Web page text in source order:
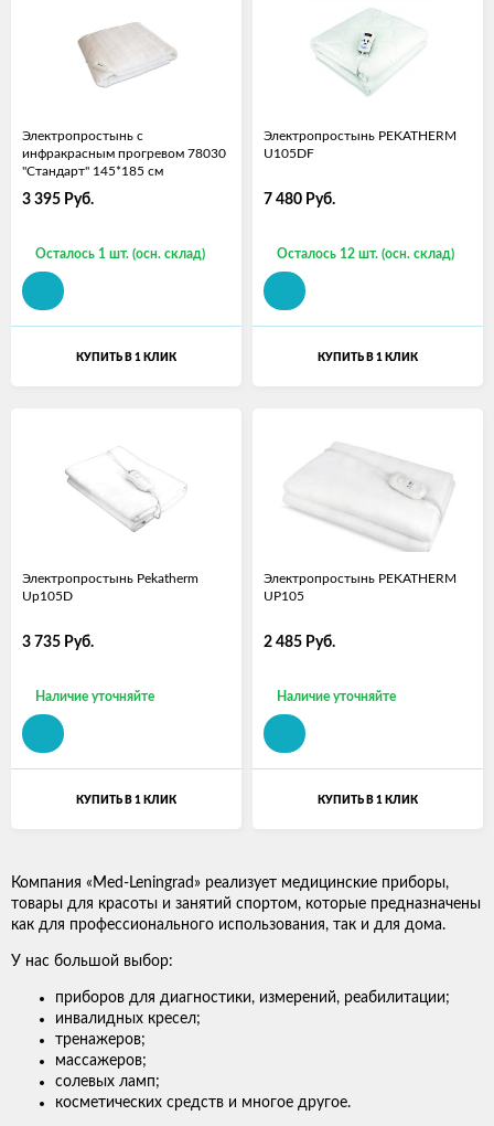
Электропростынь с
инфракрасным прогревом 78030
"Стандарт" 145*185 см
3 395 Руб.
Осталось 1 шт. (осн. склад)
КУПИТЬ В 1 КЛИК
Электропростынь PEKATHERM
U105DF
7 480 Руб.
Осталось 12 шт. (осн. склад)
КУПИТЬ В 1 КЛИК
Электропростынь Pekatherm
Up105D
3 735 Руб.
Наличие уточняйте
КУПИТЬ В 1 КЛИК
Электропростынь PEKATHERM
UP105
2 485 Руб.
Наличие уточняйте
КУПИТЬ В 1 КЛИК
Компания «Med-Leningrad» реализует медицинские приборы,
товары для красоты и занятий спортом, которые предназначены
как для профессионального использования, так и для дома.
У нас большой выбор:
приборов для диагностики, измерений, реабилитации;
инвалидных кресел;
тренажеров;
массажеров;
солевых ламп;
косметических средств и многое другое.